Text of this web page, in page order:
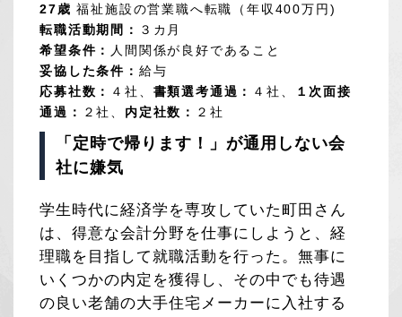
27歳 福祉施設の営業職へ転職（年収400万円)
転職活動期間：
３カ月
希望条件：
人間関係が良好であること
妥協した条件： 給与
応募社数：
４社、 書類選考通過： ４社、
１次面接
通過：
２社、 内定社数： ２社
「定時で帰ります！」が通用しない会
社に嫌気
学生時代に経済学を専攻していた町田さん
は、得意な会計分野を仕事にしようと、経
理職を目指して就職活動を行った。無事に
いくつかの内定を獲得し、その中でも待遇
の良い老舗の大手住宅メーカーに入社する